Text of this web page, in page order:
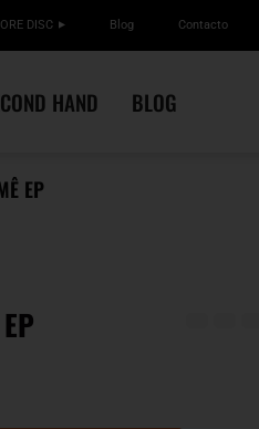
DISC Blog Contacto
HAND BLOG
EP